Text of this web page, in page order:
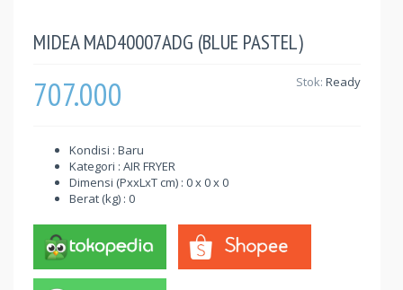
MIDEA MAD40007ADG (BLUE PASTEL)
707.000 Stok: Ready
Kondisi : Baru
Kategori : AIR FRYER
Dimensi (PxxLxT cm) : 0 x 0 x 0
Berat (kg) : 0